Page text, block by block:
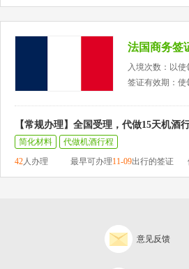
法国商务签
入境次数：以
签证有效期：使
【常规办理】全国受理，代做15天机
简化材料
代做机酒行程
42人办理 最早可办理11-09出行的签证
意见反馈